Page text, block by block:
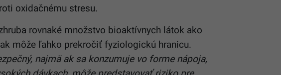
oxidačnému stresu.
rovnaké množstvo bioaktívnych látok ako
môže ľahko prekročiť fyziologickú hranicu.
najmä ak sa konzumuje vo forme nápoja,